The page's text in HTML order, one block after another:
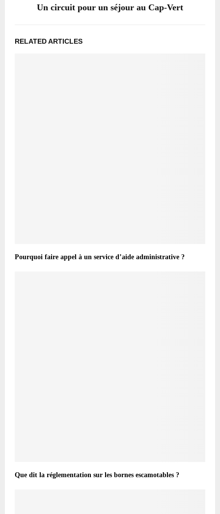
Un circuit pour un séjour au Cap-Vert
RELATED ARTICLES
Pourquoi faire appel à un service d’aide administrative ?
Que dit la réglementation sur les bornes escamotables ?